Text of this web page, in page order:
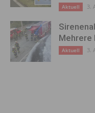
Aktuell 3.
Mehrere
Aktuell 3.